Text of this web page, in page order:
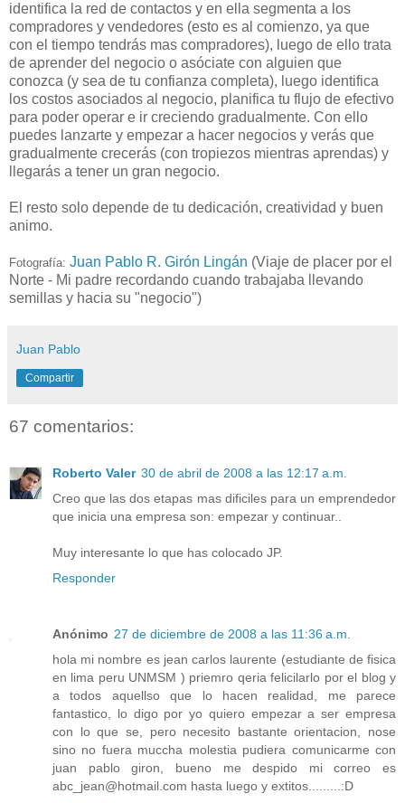
identifica la red de contactos y en ella segmenta a los
compradores y vendedores (esto es al comienzo, ya que
con el tiempo tendrás mas compradores), luego de ello trata
de aprender del negocio o asóciate con alguien que
conozca (y sea de tu confianza completa), luego identifica
los costos asociados al negocio, planifica tu flujo de efectivo
para poder operar e ir creciendo gradualmente. Con ello
puedes lanzarte y empezar a hacer negocios y verás que
gradualmente crecerás (con tropiezos mientras aprendas) y
llegarás a tener un gran negocio.
El resto solo depende de tu dedicación, creatividad y buen
animo.
Fotografía: Juan Pablo R. Girón Lingán (Viaje de placer por el
Norte - Mi padre recordando cuando trabajaba llevando
semillas y hacia su "negocio")
Juan Pablo
Compartir
67 comentarios:
Roberto Valer 30 de abril de 2008 a las 12:17 a.m.
Creo que las dos etapas mas dificiles para un emprendedor
que inicia una empresa son: empezar y continuar..
Muy interesante lo que has colocado JP.
Responder
Anónimo 27 de diciembre de 2008 a las 11:36 a.m.
hola mi nombre es jean carlos laurente (estudiante de fisica
en lima peru UNMSM ) priemro qeria felicilarlo por el blog y
a todos aquellso que lo hacen realidad, me parece
fantastico, lo digo por yo quiero empezar a ser empresa
con lo que se, pero necesito bastante orientacion, nose
sino no fuera muccha molestia pudiera comunicarme con
juan pablo giron, bueno me despido mi correo es
abc_jean@hotmail.com hasta luego y extitos.........:D